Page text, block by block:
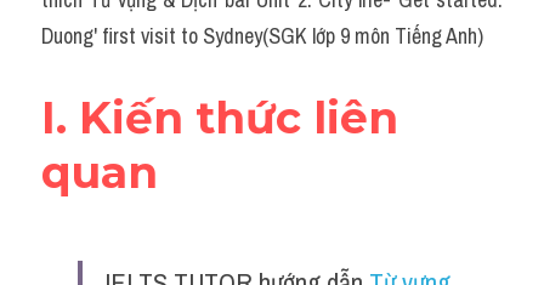
Đề thi thật Task 1
Adv
Duong' first visit to Sydney(SGK lớp 9 môn Tiếng Anh)
I. Kiến thức liên
quan